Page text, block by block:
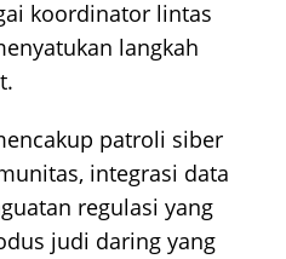
koordinator lintas
langkah
patroli siber
integrasi data
regulasi yang
judi daring yang